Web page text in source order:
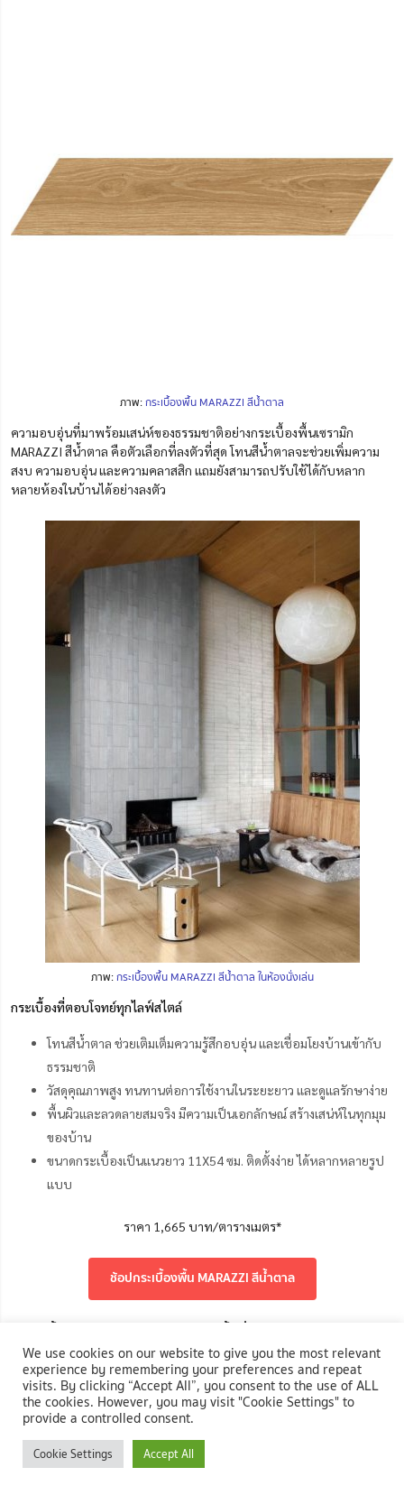
ภาพ:กระเบื้องพื้น MARAZZI สีน้ำตาล
ความอบอุ่นที่มาพร้อมเสน่ห์ของธรรมชาติอย่างกระเบื้องพื้นเซรามิก
MARAZZI สีน้ำตาล คือตัวเลือกที่ลงตัวที่สุด โทนสีน้ำตาลจะช่วยเพิ่มความ
สงบ ความอบอุ่น และความคลาสสิก แถมยังสามารถปรับใช้ได้กับหลาก
หลายห้องในบ้านได้อย่างลงตัว
ภาพ:กระเบื้องพื้น MARAZZI สีน้ำตาลในห้องนั่งเล่น
กระเบื้องที่ตอบโจทย์ทุกไลฟ์สไตล์
โทนสีน้ำตาล ช่วยเติมเต็มความรู้สึกอบอุ่น และเชื่อมโยงบ้านเข้ากับ
ธรรมชาติ
วัสดุคุณภาพสูง ทนทานต่อการใช้งานในระยะยาว และดูแลรักษาง่าย
พื้นผิวและลวดลายสมจริง มีความเป็นเอกลักษณ์ สร้างเสน่ห์ในทุกมุม
ของบ้าน
ขนาดกระเบื้องเป็นแนวยาว 11X54 ซม. ติดตั้งง่าย ได้หลากหลายรูป
แบบ
ราคา 1,665 บาท/ตารางเมตร*
ช้อปกระเบื้องพื้น MARAZZI สีน้ำตาล
We use cookies on our website to give you the most relevant
experience by remembering your preferences and repeat
visits. By clicking “Accept All”, you consent to the use of ALL
the cookies. However, you may visit "Cookie Settings" to
provide a controlled consent.
Cookie Settings Accept All